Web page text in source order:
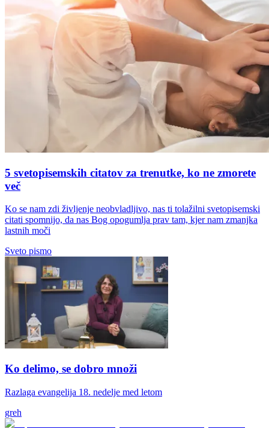
5 svetopisemskih citatov za trenutke, ko ne zmorete
več
Ko se nam zdi življenje neobvladljivo, nas ti tolažilni svetopisemski
citati spomnijo, da nas Bog opogumlja prav tam, kjer nam zmanjka
lastnih moči
Sveto pismo
Ko delimo, se dobro množi
Razlaga evangelija 18. nedelje med letom
greh